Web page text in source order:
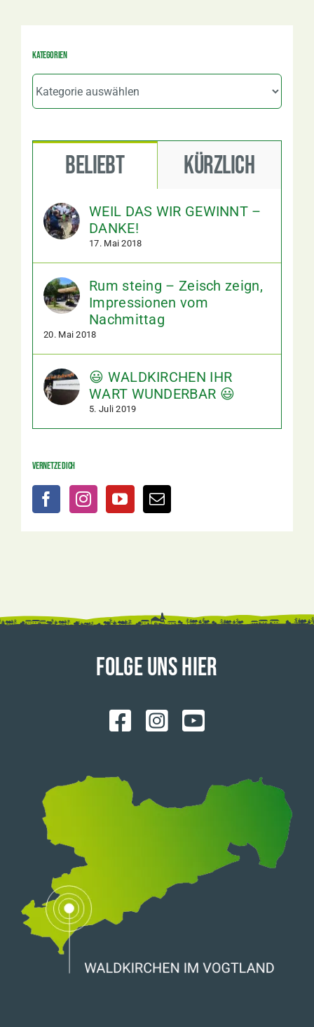
Kategorien
Kategorien
Beliebt Kürzlich
WEIL DAS WIR GEWINNT –
DANKE!
17. Mai 2018
Rum steing – Zeisch zeign,
Impressionen vom
Nachmittag
20. Mai 2018
😃 WALDKIRCHEN IHR
WART WUNDERBAR 😃
5. Juli 2019
Vernetze dich
FOLGE UNS HIER